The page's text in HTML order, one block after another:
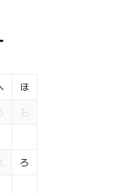
ほ
も
ろ